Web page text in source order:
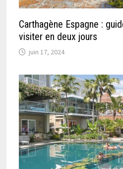
Carthagène Espagne :
visiter en deux jours
juin 17, 2024